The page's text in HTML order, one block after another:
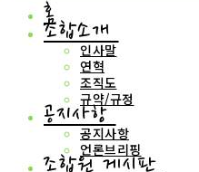
홈
조합소개
인사말
연혁
조직도
규약/규정
공지사항
공지사항
언론브리핑
조합원 게시판